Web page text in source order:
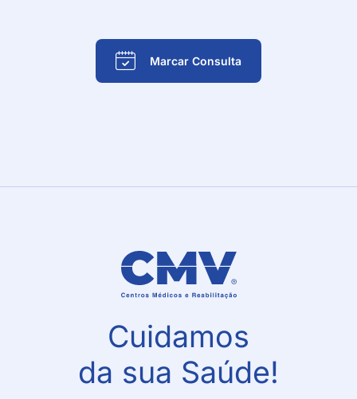
Marcar Consulta
Cuidamos
da sua Saúde!